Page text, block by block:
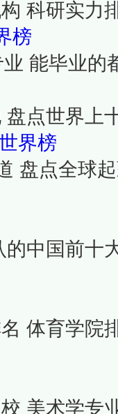
科研实力
榜
能毕业的
点世界上
界榜
盘点全球
中国前十
体育学院
美术学专